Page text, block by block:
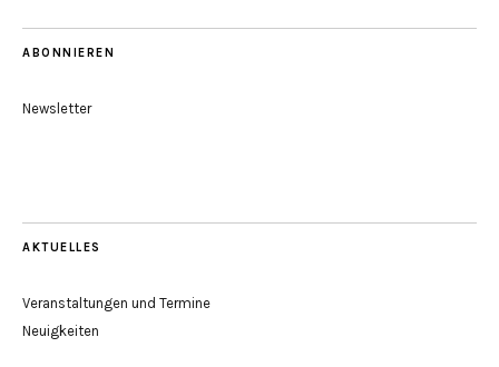
ABONNIEREN
Newsletter
AKTUELLES
Veranstaltungen und Termine
Neuigkeiten